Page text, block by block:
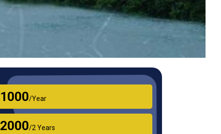
₹1000/Year
₹2000/2 Years